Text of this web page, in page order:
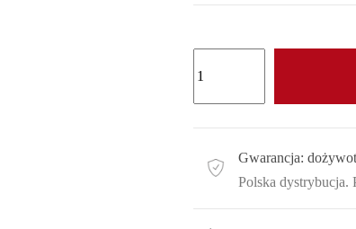
Gwarancja:
Polska dystrybucja.